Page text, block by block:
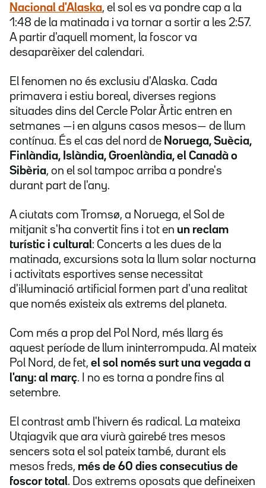
Nacional d'Alaska, el sol es va pondre cap a la
1:48 de la matinada i va tornar a sortir a les 2:57.
A partir d'aquell moment, la foscor va
desaparèixer del calendari.
El fenomen no és exclusiu d'Alaska. Cada
primavera i estiu boreal, diverses regions
situades dins del Cercle Polar Àrtic entren en
setmanes —i en alguns casos mesos— de llum
contínua. És el cas del nord de Noruega, Suècia,
Finlàndia, Islàndia, Groenlàndia, el Canadà o
Sibèria, on el sol tampoc arriba a pondre's
durant part de l'any.
A ciutats com Tromsø, a Noruega, el Sol de
mitjanit s'ha convertit fins i tot en un reclam
turístic i cultural: Concerts a les dues de la
matinada, excursions sota la llum solar nocturna
i activitats esportives sense necessitat
d'il·luminació artificial formen part d'una realitat
que només existeix als extrems del planeta.
Com més a prop del Pol Nord, més llarg és
aquest període de llum ininterrompuda. Al mateix
Pol Nord, de fet, el sol només surt una vegada a
l'any: al març. I no es torna a pondre fins al
setembre.
El contrast amb l'hivern és radical. La mateixa
Utqiagvik que ara viurà gairebé tres mesos
sencers sota el sol pateix també, durant els
mesos freds, més de 60 dies consecutius de
foscor total. Dos extrems oposats que defineixen